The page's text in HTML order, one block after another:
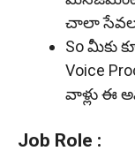
చాలా
So మీకు
Voice
వాళ్లు ఈ
Job Role :